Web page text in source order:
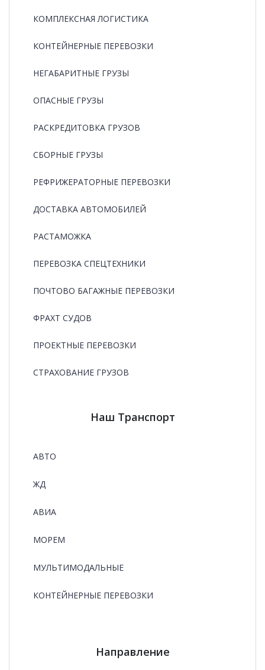
КОМПЛЕКСНАЯ ЛОГИСТИКА
КОНТЕЙНЕРНЫЕ ПЕРЕВОЗКИ
НЕГАБАРИТНЫЕ ГРУЗЫ
ОПАСНЫЕ ГРУЗЫ
РАCКРЕДИТОВКА ГРУЗОВ
СБОРНЫЕ ГРУЗЫ
РЕФРИЖЕРАТОРНЫЕ ПЕРЕВОЗКИ
ДОСТАВКА АВТОМОБИЛЕЙ
РАСТАМОЖКА
ПЕРЕВОЗКА СПЕЦТЕХНИКИ
ПОЧТОВО БАГАЖНЫЕ ПЕРЕВОЗКИ
ФРАХТ СУДОВ
ПРОЕКТНЫЕ ПЕРЕВОЗКИ
СТРАХОВАНИЕ ГРУЗОВ
Наш Транспорт
АВТО
ЖД
АВИА
МОРЕМ
МУЛЬТИМОДАЛЬНЫЕ
КОНТЕЙНЕРНЫЕ ПЕРЕВОЗКИ
Направление